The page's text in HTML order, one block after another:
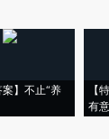
案】不止“养
【
有